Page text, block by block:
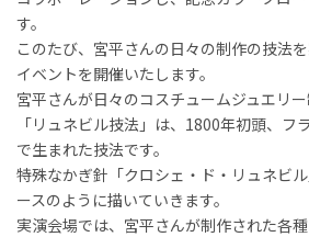
す。
このたび、宮平さんの日々の制作の技法
イベントを開催いたします。
宮平さんが日々のコスチュームジュエリ
「リュネビル技法」は、1800年初頭、フ
で生まれた技法です。
特殊なかぎ針「クロシェ・ド・リュネビ
ースのように描いていきます。
実演会場では、宮平さんが制作された各